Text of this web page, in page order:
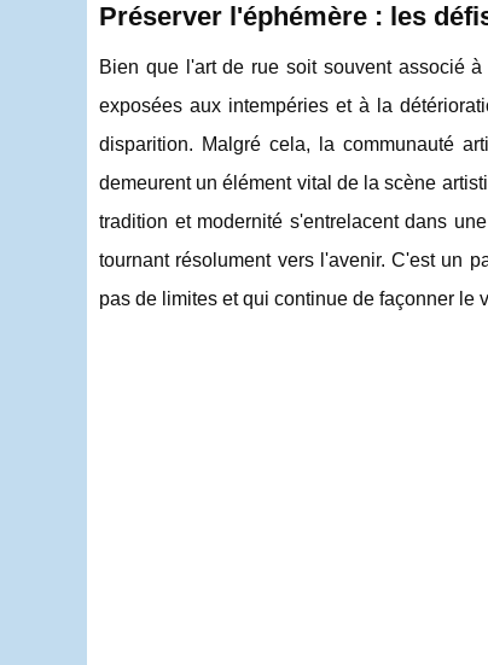
Préserver l'éphémère : les
Bien que l'art de rue soit souvent associé
exposées aux intempéries et à la
disparition. Malgré cela, la communauté
demeurent un élément vital de la scène
tradition et modernité s'entrelacent dans
tournant résolument vers l'avenir. C'est un
pas de limites et qui continue de façonner